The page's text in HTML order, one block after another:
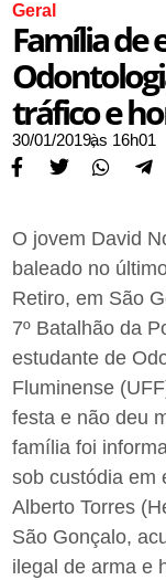
Geral
Família de
tráfico e
30/01/2019,às 16h01
O jovem David
baleado no
Retiro, em São
7º Batalhão da
estudante de
Fluminense
festa e não deu
família foi
sob custódia em
Alberto Torres
São Gonçalo,
ilegal de arma e